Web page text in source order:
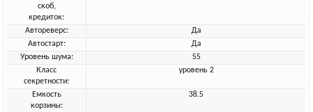
скоб,
кредиток:
Автореверс:
Да
Автостарт:
Да
Уровень шума:
55
Класс
секретности:
уровень 2
Емкость
корзины:
38.5